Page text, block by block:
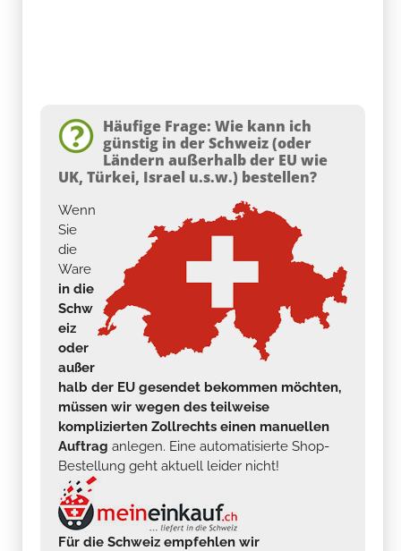
Häufige Frage: Wie kann ich
günstig in der Schweiz (oder
Ländern außerhalb der EU wie
UK, Türkei, Israel u.s.w.) bestellen?
Wenn
Sie
die
Ware
in die
Schw
eiz
oder
außer
halb der EU gesendet bekommen möchten,
müssen wir wegen des teilweise
komplizierten Zollrechts einen manuellen
Auftrag anlegen. Eine automatisierte Shop-
Bestellung geht aktuell leider nicht!
Für die Schweiz empfehlen wir